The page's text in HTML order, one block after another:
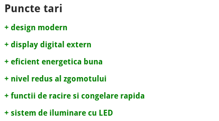
Puncte tari
+ design modern
+ display digital extern
+ eficient energetica buna
+ nivel redus al zgomotului
+ functii de racire si congelare rapida
+ sistem de iluminare cu LED